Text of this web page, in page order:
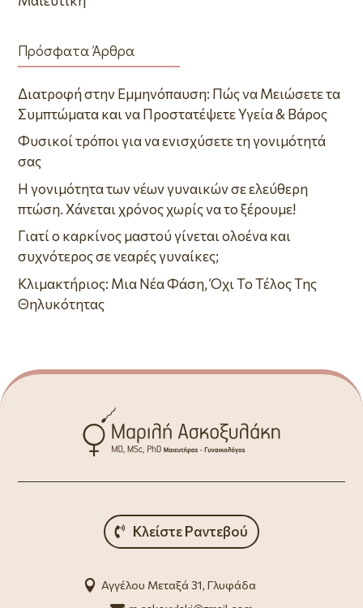
Πρόσφατα Άρθρα
Διατροφή στην Εμμηνόπαυση: Πώς να Μειώσετε τα
Συμπτώματα και να Προστατέψετε Υγεία & Βάρος
Φυσικοί τρόποι για να ενισχύσετε τη γονιμότητά
σας
Η γονιμότητα των νέων γυναικών σε ελεύθερη
πτώση. Χάνεται χρόνος χωρίς να το ξέρουμε!
Γιατί ο καρκίνος μαστού γίνεται ολοένα και
συχνότερος σε νεαρές γυναίκες;
Κλιμακτήριος: Μια Νέα Φάση, Όχι Το Τέλος Της
Θηλυκότητας
Κλείστε Ραντεβού
 Αγγέλου Μεταξά 31, Γλυφάδα